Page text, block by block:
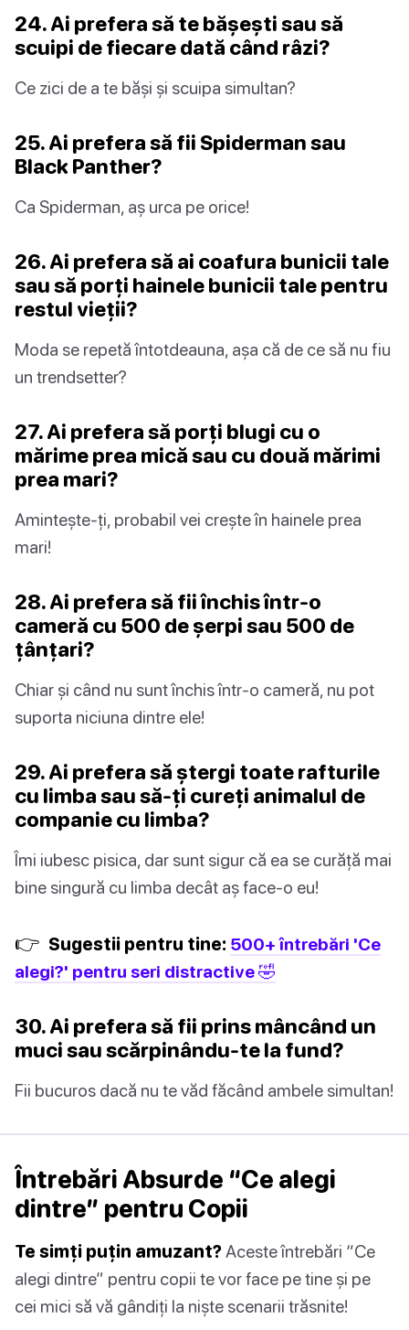
24. Ai prefera să te bășești sau să
scuipi de fiecare dată când râzi?
Ce zici de a te băși și scuipa simultan?
25. Ai prefera să fii Spiderman sau
Black Panther?
Ca Spiderman, aș urca pe orice!
26. Ai prefera să ai coafura bunicii tale
sau să porți hainele bunicii tale pentru
restul vieții?
Moda se repetă întotdeauna, așa că de ce să nu fiu
un trendsetter?
27. Ai prefera să porți blugi cu o
mărime prea mică sau cu două mărimi
prea mari?
Amintește-ți, probabil vei crește în hainele prea
mari!
28. Ai prefera să fii închis într-o
cameră cu 500 de șerpi sau 500 de
țânțari?
Chiar și când nu sunt închis într-o cameră, nu pot
suporta niciuna dintre ele!
29. Ai prefera să ștergi toate rafturile
cu limba sau să-ți cureți animalul de
companie cu limba?
Îmi iubesc pisica, dar sunt sigur că ea se curăță mai
bine singură cu limba decât aș face-o eu!
👉 Sugestii pentru tine: 500+ întrebări 'Ce
alegi?' pentru seri distractive 🤣
30. Ai prefera să fii prins mâncând un
muci sau scărpinându-te la fund?
Fii bucuros dacă nu te văd făcând ambele simultan!
Întrebări Absurde “Ce alegi
dintre” pentru Copii
Te simți puțin amuzant?Aceste întrebări “Ce
alegi dintre” pentru copii te vor face pe tine și pe
cei mici să vă gândiți la niște scenarii trăsnite!